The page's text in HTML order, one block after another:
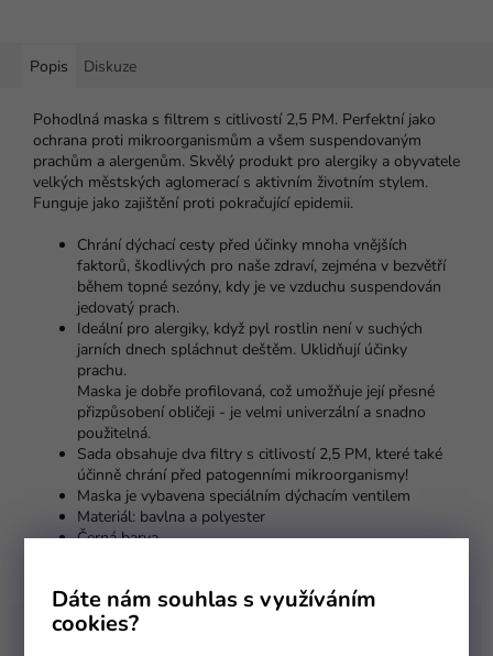
Dáte nám souhlas s využíváním
cookies?
Popis Diskuze
Pohodlná maska ​​s filtrem s citlivostí 2,5 PM. Perfektní jako
ochrana proti mikroorganismům a všem suspendovaným
prachům a alergenům. Skvělý produkt pro alergiky a obyvatele
velkých městských aglomerací s aktivním životním stylem.
Funguje jako zajištění proti pokračující epidemii.
Chrání dýchací cesty před účinky mnoha vnějších
faktorů, škodlivých pro naše zdraví, zejména v bezvětří
během topné sezóny, kdy je ve vzduchu suspendován
jedovatý prach.
Ideální pro alergiky, když pyl rostlin není v suchých
jarních dnech spláchnut deštěm. Uklidňují účinky
prachu.
Maska je dobře profilovaná, což umožňuje její přesné
přizpůsobení obličeji - je velmi univerzální a snadno
použitelná.
Sada obsahuje dva filtry s citlivostí 2,5 PM, které také
účinně chrání před patogenními mikroorganismy!
Maska je vybavena speciálním dýchacím ventilem
Materiál: bavlna a polyester
Černá barva